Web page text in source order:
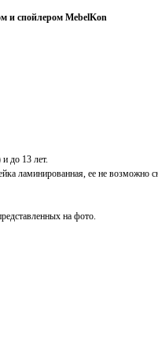
и спойлером MebelKon
до 13 лет.
ламинированная, ее не возможно
на фото.